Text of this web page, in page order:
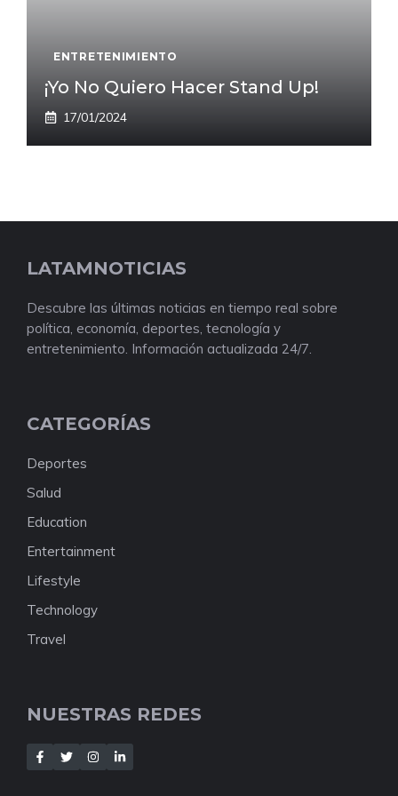
ENTRETENIMIENTO
¡Yo No Quiero Hacer Stand Up!
17/01/2024
LATAMNOTICIAS
Descubre las últimas noticias en tiempo real sobre
política, economía, deportes, tecnología y
entretenimiento. Información actualizada 24/7.
CATEGORÍAS
Deportes
Salud
Education
Entertainment
Lifestyle
Technology
Travel
NUESTRAS REDES